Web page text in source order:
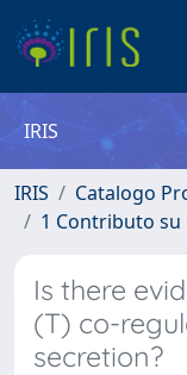
IRIS
IRIS
Catalogo
1 Contributo su
Is there
(T) co-
secretion?